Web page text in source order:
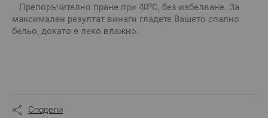
Препоръчително пране при 40оС, без избелване. За
максимален резултат винаги гладете Вашето спално
бельо, докато е леко влажно.
Сподели